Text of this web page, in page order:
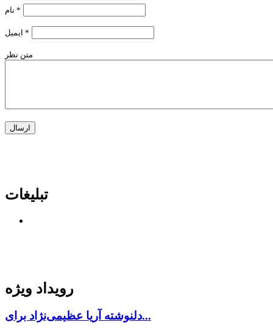
*
*
متن نظر
تبلیغات
رویداد ویژه
دلنوشته آریا عظیمی‌نژاد برای...